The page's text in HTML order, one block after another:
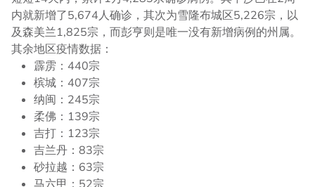
内就新增了5,674人确诊，其次为雪隆布城区5,226宗，以
及森美兰1,825宗，而彭亨则是唯一没有新增病例的州属。
其余地区疫情数据：
霹雳：440宗
槟城：407宗
纳闽：245宗
柔佛：139宗
吉打：123宗
吉兰丹：83宗
砂拉越：63宗
马六甲：52宗